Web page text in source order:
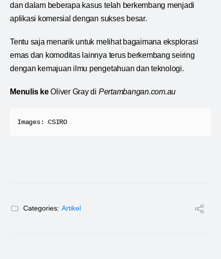
dan dalam beberapa kasus telah berkembang menjadi
aplikasi komersial dengan sukses besar.
Tentu saja menarik untuk melihat bagaimana eksplorasi
emas dan komoditas lainnya terus berkembang seiring
dengan kemajuan ilmu pengetahuan dan teknologi.
Menulis keOliver Gray di Pertambangan.com.au
Images: CSIRO
Categories: Artikel